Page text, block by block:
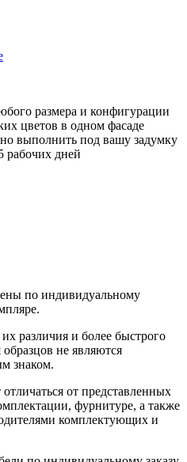
размера и конфигурации
цветов в одном фасаде
выполнить под вашу задумку
рабочих дней
по индивидуальному
различия и более быстрого
образцов не являются
знаком.
от представленных
фурнитуре, а также
комплектующих и